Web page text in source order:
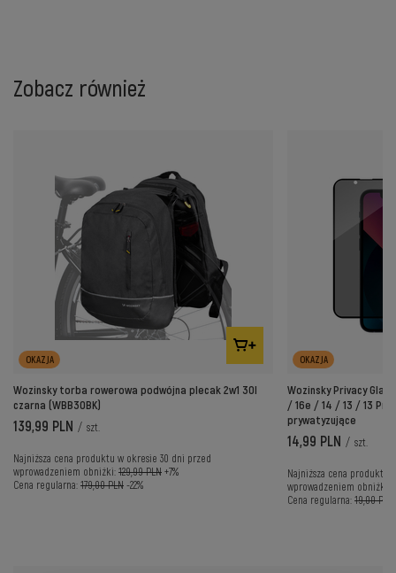
Zobacz również
OKAZJA
Wozinsky torba rowerowa podwójna plecak 2w1 30l
czarna (WBB30BK)
139,99 PLN / szt.
Najniższa cena produktu w okresie 30 dni przed
wprowadzeniem obniżki: 129,99 PLN +7%
Cena regularna: 179,00 PLN -22%
OKAZJA
Wozinsky Privacy
/ 16e / 14 / 13 / 13
prywatyzujące
14,99 PLN / szt.
Najniższa cena produktu
wprowadzeniem obniżki:
Cena regularna: 19,00 PLN